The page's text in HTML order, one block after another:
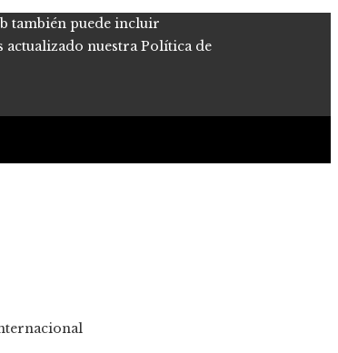
también puede incluir
actualizado nuestra Política de